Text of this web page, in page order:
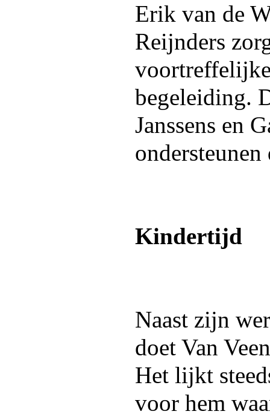
Erik van de
Reijnders
begeleiding.
Janssens en
Kindertijd
Naast zijn
doet Van
Het lijkt
voor hem